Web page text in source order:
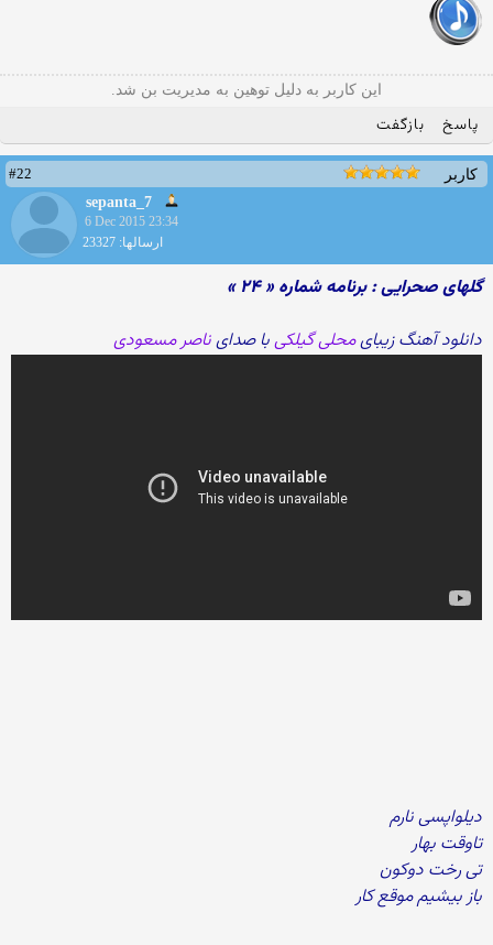
این کاربر به دلیل توهین به مدیریت بن شد.
پاسخ بازگفت
کاربر
#22
sepanta_7
6 Dec 2015 23:34
ارسالها: 23327
گلهای صحرایی : برنامه شماره « ۲۴ »
دانلود آهنگ زیبایمحلی گیلکیبا صدایناصر مسعودی
دیلواپسی نارم
تاوقت بهار
تی رخت دوکون
باز بیشیم موقع کار